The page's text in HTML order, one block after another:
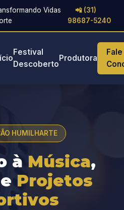
Vidas
📲 (31)
98687-5240
Festival
Descoberto
Produtora
Fale
HUMILHARTE
à Música,
Projetos